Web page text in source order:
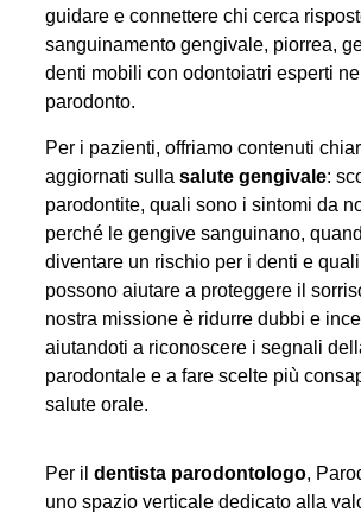
guidare e connettere chi cerca
sanguinamento gengivale, piorrea,
denti mobili con odontoiatri esperti
parodonto.
Per i pazienti, offriamo contenuti
aggiornati sullasalute gengivale:
parodontite, quali sono i sintomi da
perché le gengive sanguinano,
diventare un rischio per i denti e
possono aiutare a proteggere il
nostra missione è ridurre dubbi e
aiutandoti a riconoscere i segnali
parodontale e a fare scelte più
salute orale.
Per ildentista parodontologo,
uno spazio verticale dedicato alla